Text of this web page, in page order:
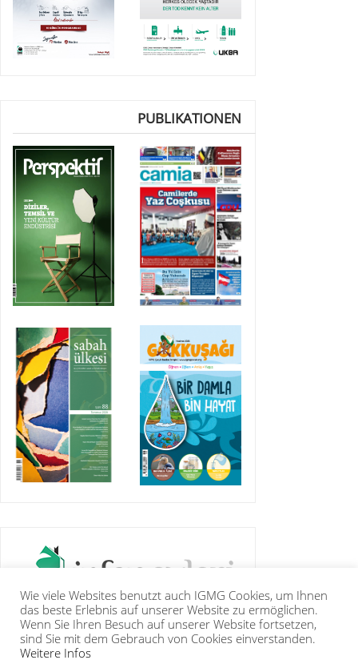
PUBLIKATIONEN
IGMG PRESSE
Wie viele Websites benutzt auch IGMG Cookies, um Ihnen
das beste Erlebnis auf unserer Website zu ermöglichen.
Wenn Sie Ihren Besuch auf unserer Website fortsetzen,
sind Sie mit dem Gebrauch von Cookies einverstanden.
Weitere Infos